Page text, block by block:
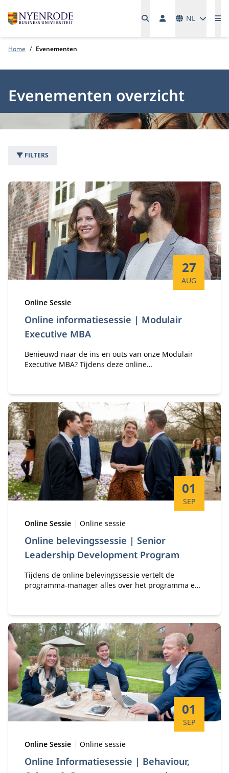
NL
Home Evenementen
Evenementen overzicht
31 evenementen
Online informatiesessie | Modulair
Executive MBA
Startdatum:
27
AUG
Type:
Online Sessie
Benieuwd naar de ins en outs van onze Modulair
Executive MBA? Tijdens deze online
Bie.
Online belevingssessie | Senior
Leadership Development Program
Startdatum:
01
SEP
Type:
Online Sessie Locatie:
Online sessie
Tijdens de online belevingssessie vertelt de
programma-manager alles over het programma en
Online Informatiesessie | Behaviour,
Startdatum:
01
SEP
Type:
Online Sessie Locatie:
Online sessie
FILTERS